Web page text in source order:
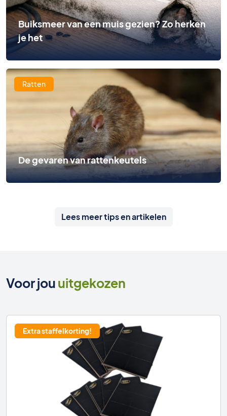
Buiksmeer van een muis gezien? Zo herken
je het
Ratten
De gevaren van rattenkeutels
Lees meer tips en artikelen
Voor jouuitgekozen
Extra staffelkorting!